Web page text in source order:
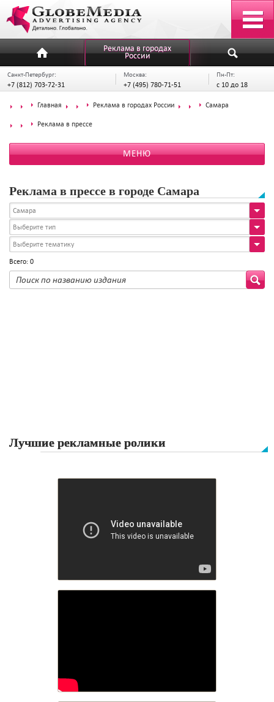
Реклама в городах
России
Санкт-Петербург:
+7 (812) 703-72-31
Москва:
+7 (495) 780-71-51
Пн-Пт:
с 10 до 18
Главная Реклама в городах России Самара
Реклама в прессе
МЕНЮ
Реклама в прессе в городе Самара
Самара
Выберите тип
Выберите тематику
Всего: 0
Лучшие рекламные ролики